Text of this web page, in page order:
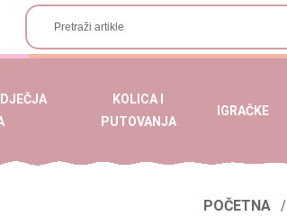
KOLICA I
PUTOVANJA
IGRAČKE
POČETNA